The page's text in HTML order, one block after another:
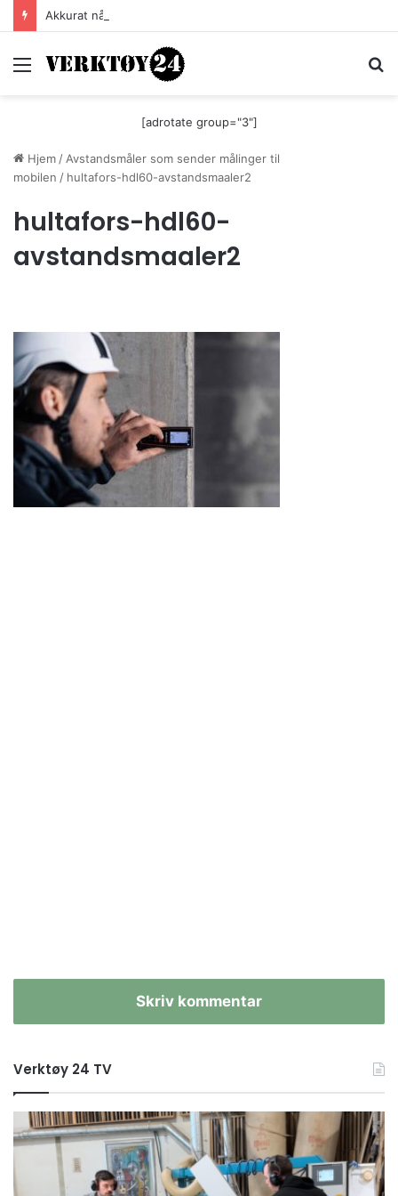
Akkurat nå er batteri-bordsaga til Festool billigere
Meny
[adrotate group="3"]
Hjem / Avstandsmåler som sender målinger til
mobilen / hultafors-hdl60-avstandsmaaler2
hultafors-hdl60-
avstandsmaaler2
Skriv kommentar
Verktøy 24 TV